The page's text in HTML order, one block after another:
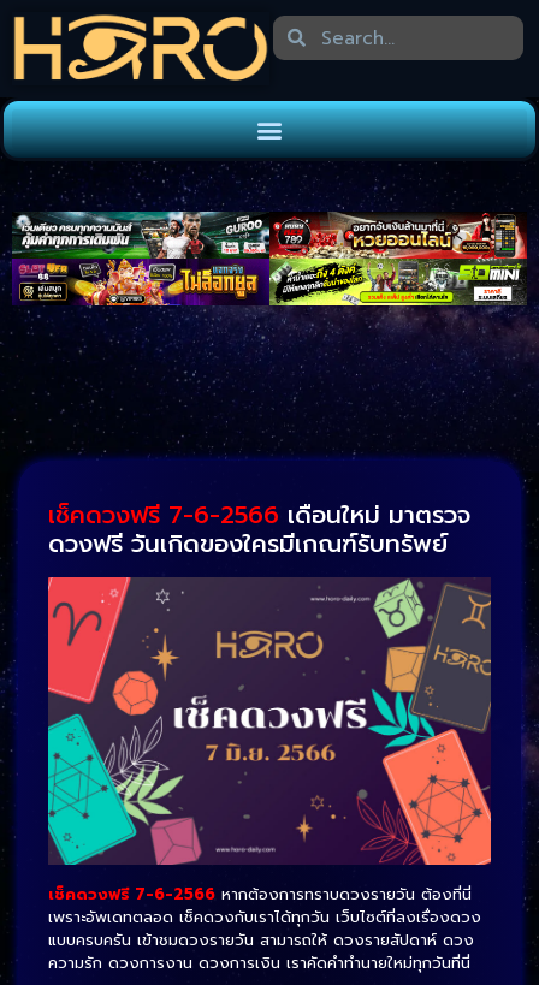
เช็คดวงฟรี 7-6-2566 เดือนใหม่ มาตรวจ
ดวงฟรี วันเกิดของใครมีเกณฑ์รับทรัพย์
เช็คดวงฟรี 7-6-2566 หากต้องการทราบดวงรายวัน ต้องที่นี่
เพราะอัพเดทตลอด เช็คดวงกับเราได้ทุกวัน เว็บไซต์ที่ลงเรื่องดวง
แบบครบครัน เข้าชมดวงรายวัน สามารถให้ ดวงรายสัปดาห์ ดวง
ความรัก ดวงการงาน ดวงการเงิน เราคัดคำทำนายใหม่ทุกวันที่นี่